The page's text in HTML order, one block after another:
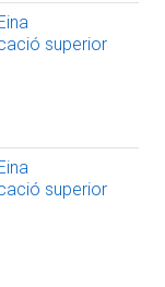
superior
superior